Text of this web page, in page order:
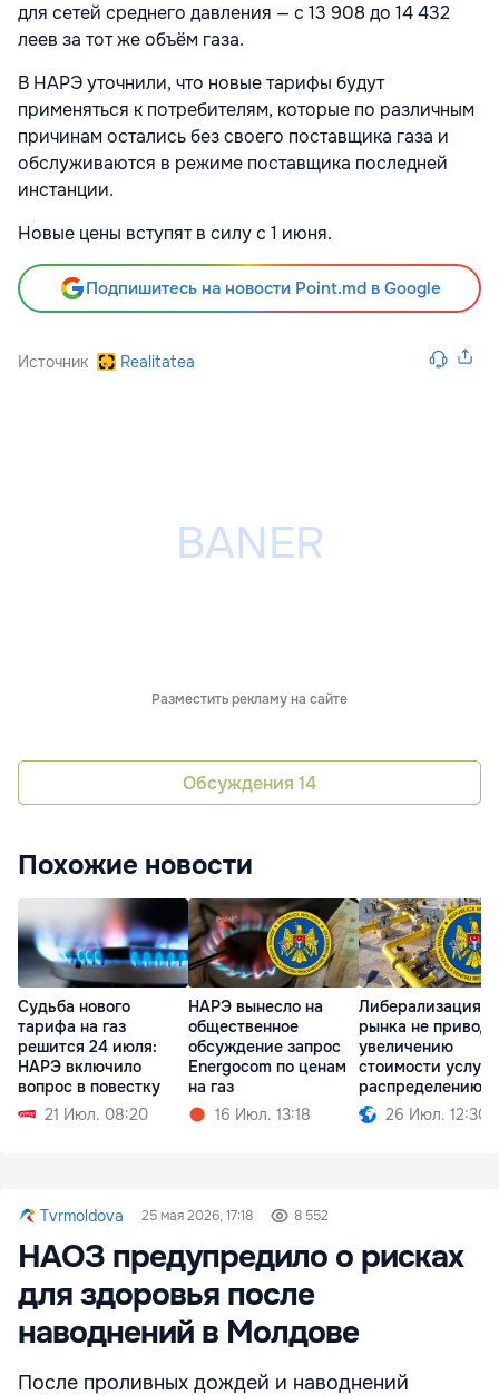
для сетей среднего давления — с 13 908 до 14 432
леев за тот же объём газа.
В НАРЭ уточнили, что новые тарифы будут
применяться к потребителям, которые по различным
причинам остались без своего поставщика газа и
обслуживаются в режиме поставщика последней
инстанции.
Новые цены вступят в силу с 1 июня.
Подпишитесь на новости Point.md в Google
Источник Realitatea
Разместить рекламу на сайте
Обсуждения 14
Похожие новости
Судьба нового
тарифа на газ
решится 24 июля:
НАРЭ включило
вопрос в повестку
21 Июл. 08:20
НАРЭ вынесло на
общественное
обсуждение запрос
Energocom по ценам
на газ
16 Июл. 13:18
Либерализация
рынка не
увеличению
стоимости услуг
распределению
26 Июл. 12:30
Tvrmoldova 25 мая 2026, 17:18 8 552
НАОЗ предупредило о рисках
для здоровья после
наводнений в Молдове
После проливных дождей и наводнений